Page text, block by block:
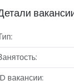
вакансии: